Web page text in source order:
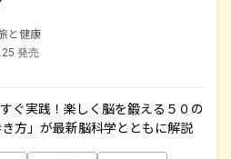
と健康
発売
ぐ実践！楽しく脳を鍛える５０の
方」が最新脳科学とともに解説